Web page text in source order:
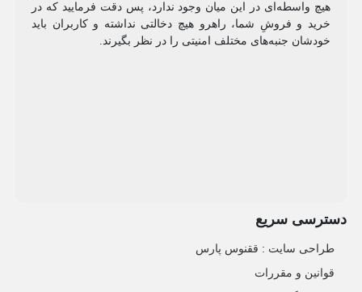
هیچ واسطه‌ای در این میان وجود ندارد، پس دقت فرمایید که در
خرید و فروشِ شما، راهرو هیچ دخالتی نداشته و کاربران باید
خودشان جنبه‌های مختلف امنیتی را در نظر بگیرند.
دسترسی سریع
طراحی سایت :‌ ققنوس پارس
قوانین و مقررات